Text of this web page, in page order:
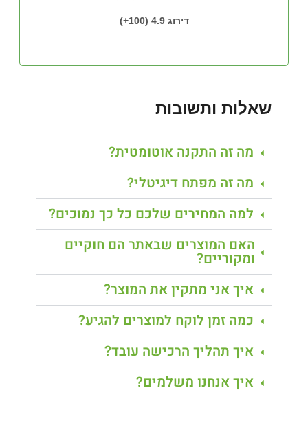
דירוג 4.9 (100+)
שאלות ותשובות
מה זה התקנה אוטומטית?
מה זה מפתח דיגיטלי?
למה המחירים שלכם כל כך נמוכים?
האם המוצרים שבאתר הם חוקיים
ומקוריים?
איך אני מתקין את המוצר?
כמה זמן לוקח למוצרים להגיע?
איך תהליך הרכישה עובד?
איך אנחנו משלמים?